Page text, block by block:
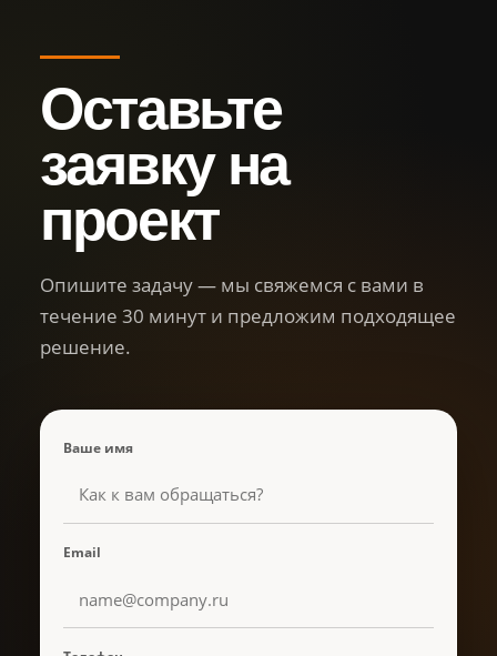
Оставьте
заявку на
проект
Опишите задачу — мы свяжемся с вами в
течение 30 минут и предложим подходящее
решение.
Ваше имя
Email